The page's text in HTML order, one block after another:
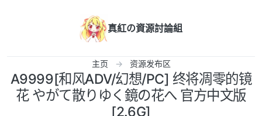
真紅の資源討論組
主页 资源发布区
A9999[和风ADV/幻想/PC] 终将凋零的镜
花 やがて散りゆく鏡の花へ 官方中文版
[2.6G]